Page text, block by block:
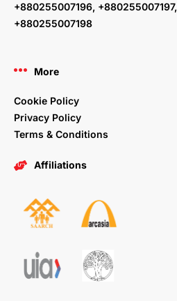
+880255007196, +880255007197,
+880255007198
More
Cookie Policy
Privacy Policy
Terms & Conditions
Affiliations